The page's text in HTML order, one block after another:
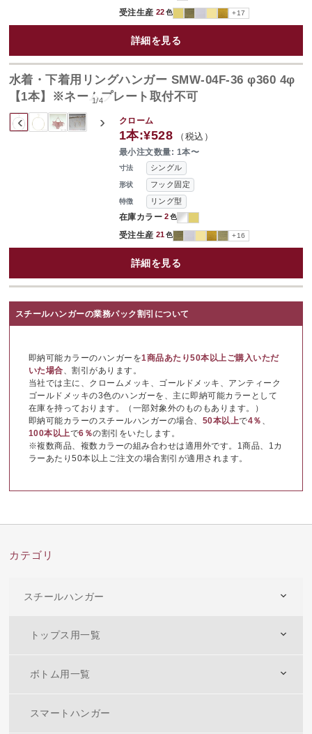
受注生産 22色 +17
詳細を見る
‹ ›
1/4
水着・下着用リングハンガー SMW-04F-36 φ360 4φ
【1本】※ネームプレート取付不可
寸法 シングル
形状 フック固定
特徴 リング型
在庫カラー 2色
受注生産 21色 +16
クローム
1本:¥528 （税込）
最小注文数量: 1本〜
詳細を見る
スチールハンガーの業務パック割引について
即納可能カラーのハンガーを1商品あたり50本以上ご購入いただ
いた場合 、割引があります。
当社では主に、クロームメッキ、ゴールドメッキ、アンティーク
ゴールドメッキの3色のハンガーを、主に即納可能カラーとして
在庫を持っております。（一部対象外のものもあります。）
即納可能カラーのスチールハンガーの場合、 50本以上で4％
100本以上で6％の割引をいたします。
※複数商品、複数カラーの組み合わせは適用外です。1商品、1カ
ラーあたり50本以上ご注文の場合割引が適用されます。
カテゴリ
スチールハンガー
トップス用一覧
ボトム用一覧
スマートハンガー